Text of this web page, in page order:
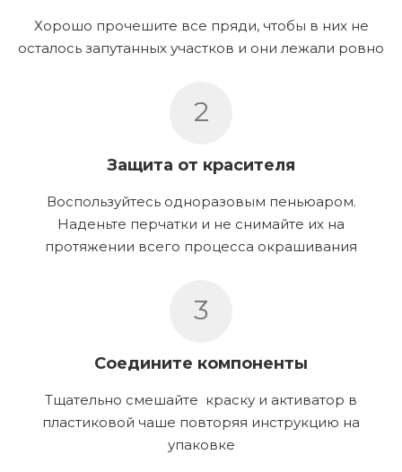
Хорошо прочешите все пряди, чтобы в них не
осталось запутанных участков и они лежали ровно
2
Защита от красителя
Воспользуйтесь одноразовым пеньюаром.
Наденьте перчатки и не снимайте их на
протяжении всего процесса окрашивания
3
Соедините компоненты
Тщательно смешайте краску и активатор в
пластиковой чаше повторяя инструкцию на
упаковке